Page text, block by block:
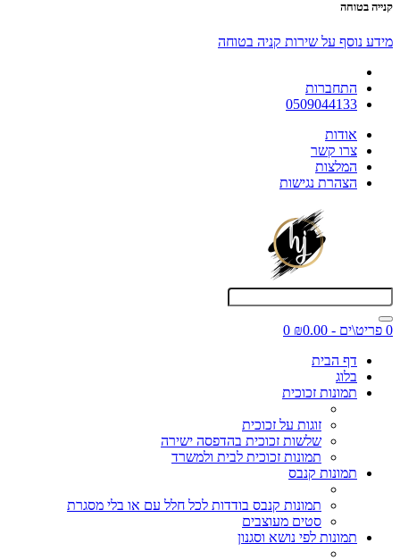
קנייה בטוחה
מידע נוסף על שירות קניה בטוחה
התחברות
0509044133
אודות
צרו קשר
המלצות
הצהרת נגישות
0 פריט\ים - ₪0.00
0
דף הבית
בלוג
תמונות זכוכית
זוגות על זכוכית
שלשות זכוכית בהדפסה ישירה
תמונות זכוכית לבית ולמשרד
תמונות קנבס
תמונות קנבס בודדות לכל חלל עם או בלי מסגרת
סטים מעוצבים
תמונות לפי נושא וסגנון